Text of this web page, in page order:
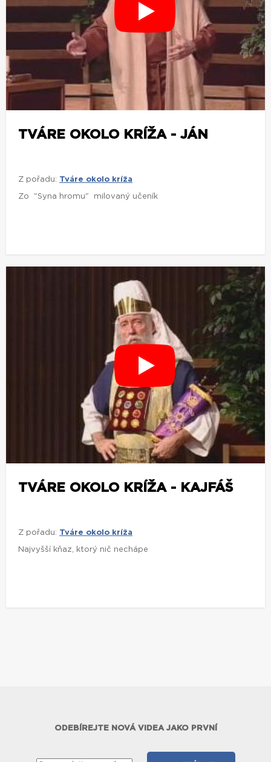
TVÁRE OKOLO KRÍŽA - JÁN
Z pořadu: Tváre okolo kríža
Zo "Syna hromu" milovaný učeník
TVÁRE OKOLO KRÍŽA - KAJFÁŠ
Z pořadu: Tváre okolo kríža
Najvyšší kňaz, ktorý nič nechápe
ODEBÍREJTE NOVÁ VIDEA JAKO PRVNÍ